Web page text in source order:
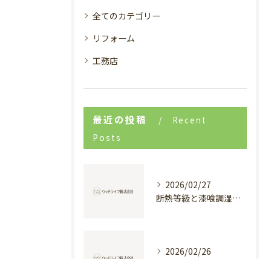
全てのカテゴリー
リフォーム
工務店
最近の投稿
Recent
Posts
2026/02/27
断熱等級と漆喰調湿で実現する快適新築戸建て
2026/02/26